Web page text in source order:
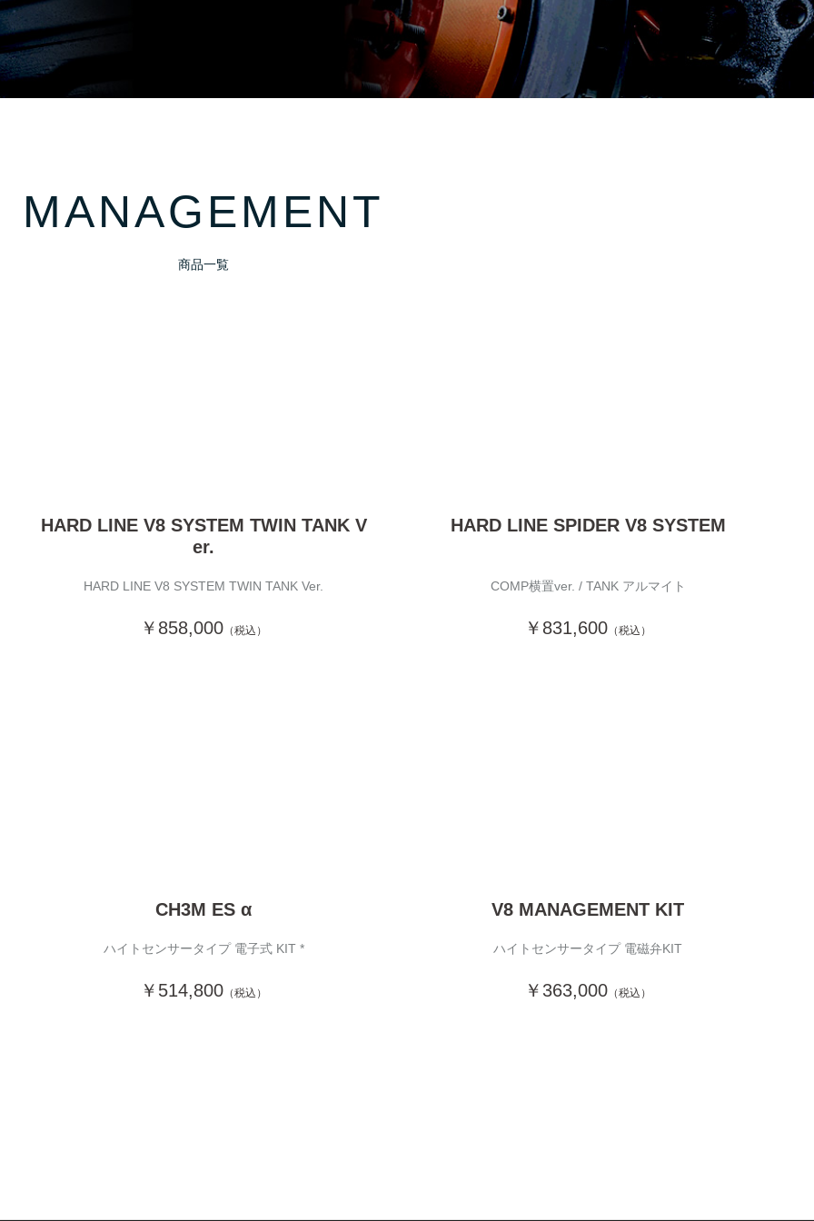
MANAGEMENT
商品一覧
HARD LINE V8 SYSTEM TWIN TANK V
er.
HARD LINE V8 SYSTEM TWIN TANK Ver.
￥858,000 （税込）
HARD LINE SPIDER V8 SYSTEM
COMP横置ver. / TANK アルマイト
￥831,600 （税込）
CH3M ES α
ハイトセンサータイプ 電子式 KIT *
￥514,800 （税込）
V8 MANAGEMENT KIT
ハイトセンサータイプ 電磁弁KIT
￥363,000 （税込）